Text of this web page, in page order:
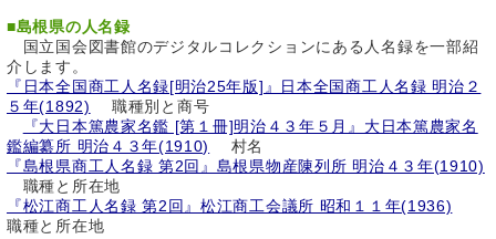
■島根県の人名録
国立国会図書館のデジタルコレクションにある人名録を一部紹
介します。
『日本全国商工人名録[明治25年版]』日本全国商工人名録 明治２
５年(1892)
職種別と商号
『大日本篤農家名鑑 [第１冊]明治４３年５月』大日本篤農家名
鑑編纂所 明治４３年(1910)
村名
『島根県商工人名録 第2回』島根県物産陳列所 明治４３年(1910)
職種と所在地
『松江商工人名録 第2回』松江商工会議所 昭和１１年(1936)
職種と所在地